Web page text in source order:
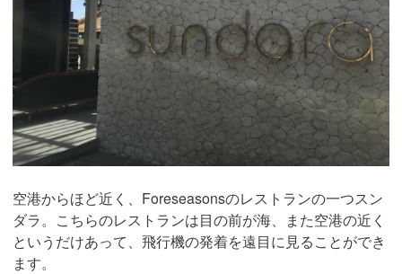
空港からほど近く、Foreseasonsのレストランの一つスン
ダラ。こちらのレストランは目の前が海、また空港の近く
というだけあって、飛行機の発着を遠目に見ることができ
ます。